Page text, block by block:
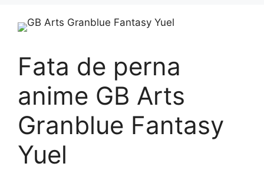
Fata de perna
anime GB Arts
Granblue Fantasy
Yuel